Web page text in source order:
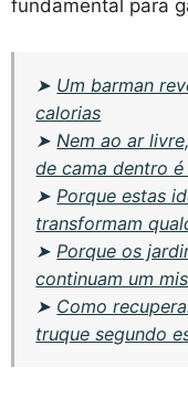
fundamental para
➤ Um barman
calorias
➤ Nem ao ar
de cama dentro
➤ Porque estas
transformam
➤ Porque os
continuam um
➤ Como
truque segundo